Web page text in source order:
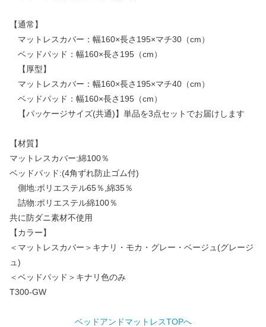
【通常】
マットレスカバー：幅160×長さ195×マチ30（cm）
ベッドパッド：幅160×長さ195（cm）
【厚型】
マットレスカバー：幅160×長さ195×マチ40（cm）
ベッドパッド：幅160×長さ195（cm）
【パッケージサイズ(共通)】単品を3点セットでお届けします
【材質】
マットレスカバー:綿100％
ベッドパッド:(4角ずれ防止ゴム付)
側地:ポリエステル65％,綿35％
詰物:ポリエステル綿100％
共に防ダニ素材不使用
【カラー】
＜マットレスカバー＞キナリ・モカ・グレー・ベージュ(グレージ
ュ)
＜ベッドパッド＞キナリ色のみ
T300-GW
ベッドアンドマットレスTOPへ